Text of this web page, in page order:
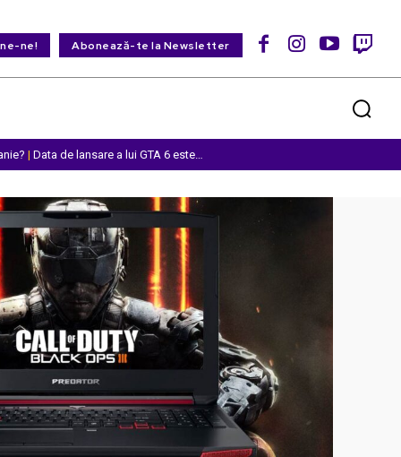
ne! Abonează-te la Newsletter
| Data de lansare a lui GTA 6 este…